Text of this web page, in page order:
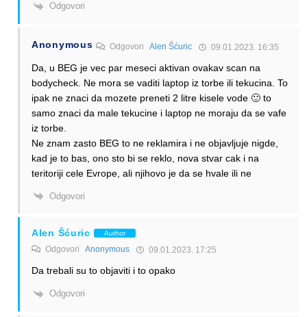
Odgovori
Anonymous OdgovoriAlen Šćuric 09.01.2023. 16:35
Da, u BEG je vec par meseci aktivan ovakav scan na
bodycheck. Ne mora se vaditi laptop iz torbe ili tekucina. To
ipak ne znaci da mozete preneti 2 litre kisele vode 🙂 to
samo znaci da male tekucine i laptop ne moraju da se vafe
iz torbe.
Ne znam zasto BEG to ne reklamira i ne objavljuje nigde,
kad je to bas, ono sto bi se reklo, nova stvar cak i na
teritoriji cele Evrope, ali njihovo je da se hvale ili ne
Odgovori
Alen Šćuric Author
Odgovori Anonymous 09.01.2023. 17:25
Da trebali su to objaviti i to opako
Odgovori